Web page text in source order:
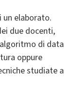
un elaborato.
due docenti,
di data
oppure
studiate a